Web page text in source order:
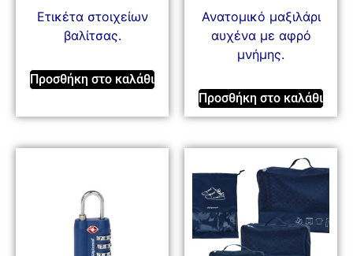
Ετικέτα στοιχείων
βαλίτσας.
Προσθήκη στο καλάθι
Ανατομικό μαξιλάρι
αυχένα με αφρό
μνήμης.
Προσθήκη στο καλάθι